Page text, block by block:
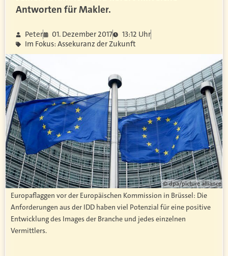
Antworten für Makler.
Peter 01. Dezember 2017
13:12 Uhr
Im Fokus: Assekuranz der Zukunft
© dpa/picture alliance
Europaflaggen vor der Europäischen Kommission in Brüssel: Die
Anforderungen aus der IDD haben viel Potenzial für eine positive
Entwicklung des Images der Branche und jedes einzelnen
Vermittlers.